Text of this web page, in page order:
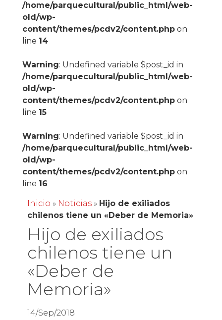
/home/parquecultural/public_html/web-
old/wp-
content/themes/pcdv2/content.phpon
line 14
Warning: Undefined variable $post_id in
/home/parquecultural/public_html/web-
old/wp-
content/themes/pcdv2/content.phpon
line 15
Warning: Undefined variable $post_id in
/home/parquecultural/public_html/web-
old/wp-
content/themes/pcdv2/content.phpon
line 16
Inicio » Noticias» Hijo de exiliados
chilenos tiene un «Deber de Memoria»
Hijo de exiliados
chilenos tiene un
«Deber de
Memoria»
14/Sep/2018